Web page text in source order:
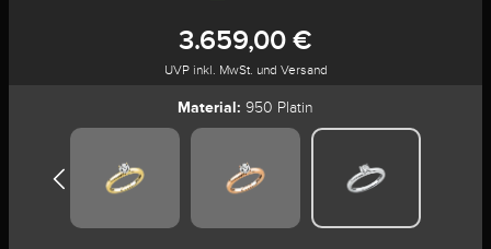
3.659,00 €
UVP inkl. MwSt. und Versand
Material: 950 Platin